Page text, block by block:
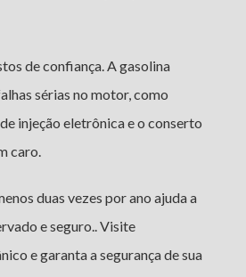
de confiança. A gasolina
sérias no motor, como
injeção eletrônica e o conserto
caro.
duas vezes por ano ajuda a
e seguro.. Visite
e garanta a segurança de sua